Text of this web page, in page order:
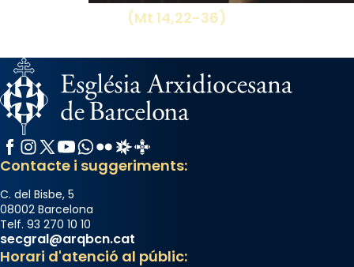
(Mt 14,22-36)
Facebook
Instagram
X / Twitter
YouTube
WhatsApp
FlickrRadio Estel
Catalunya Cristiana
Contacte i suggeriments:
C. del Bisbe, 5
08002 Barcelona
Telf. 93 270 10 10
secgral@arqbcn.cat
Horari d'atenció al públic: